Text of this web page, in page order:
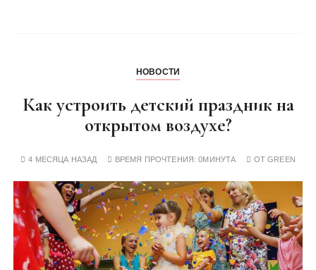
НОВОСТИ
Как устроить детский праздник на
открытом воздухе?
4 МЕСЯЦА НАЗАД ВРЕМЯ ПРОЧТЕНИЯ:0МИНУТА ОТGREEN